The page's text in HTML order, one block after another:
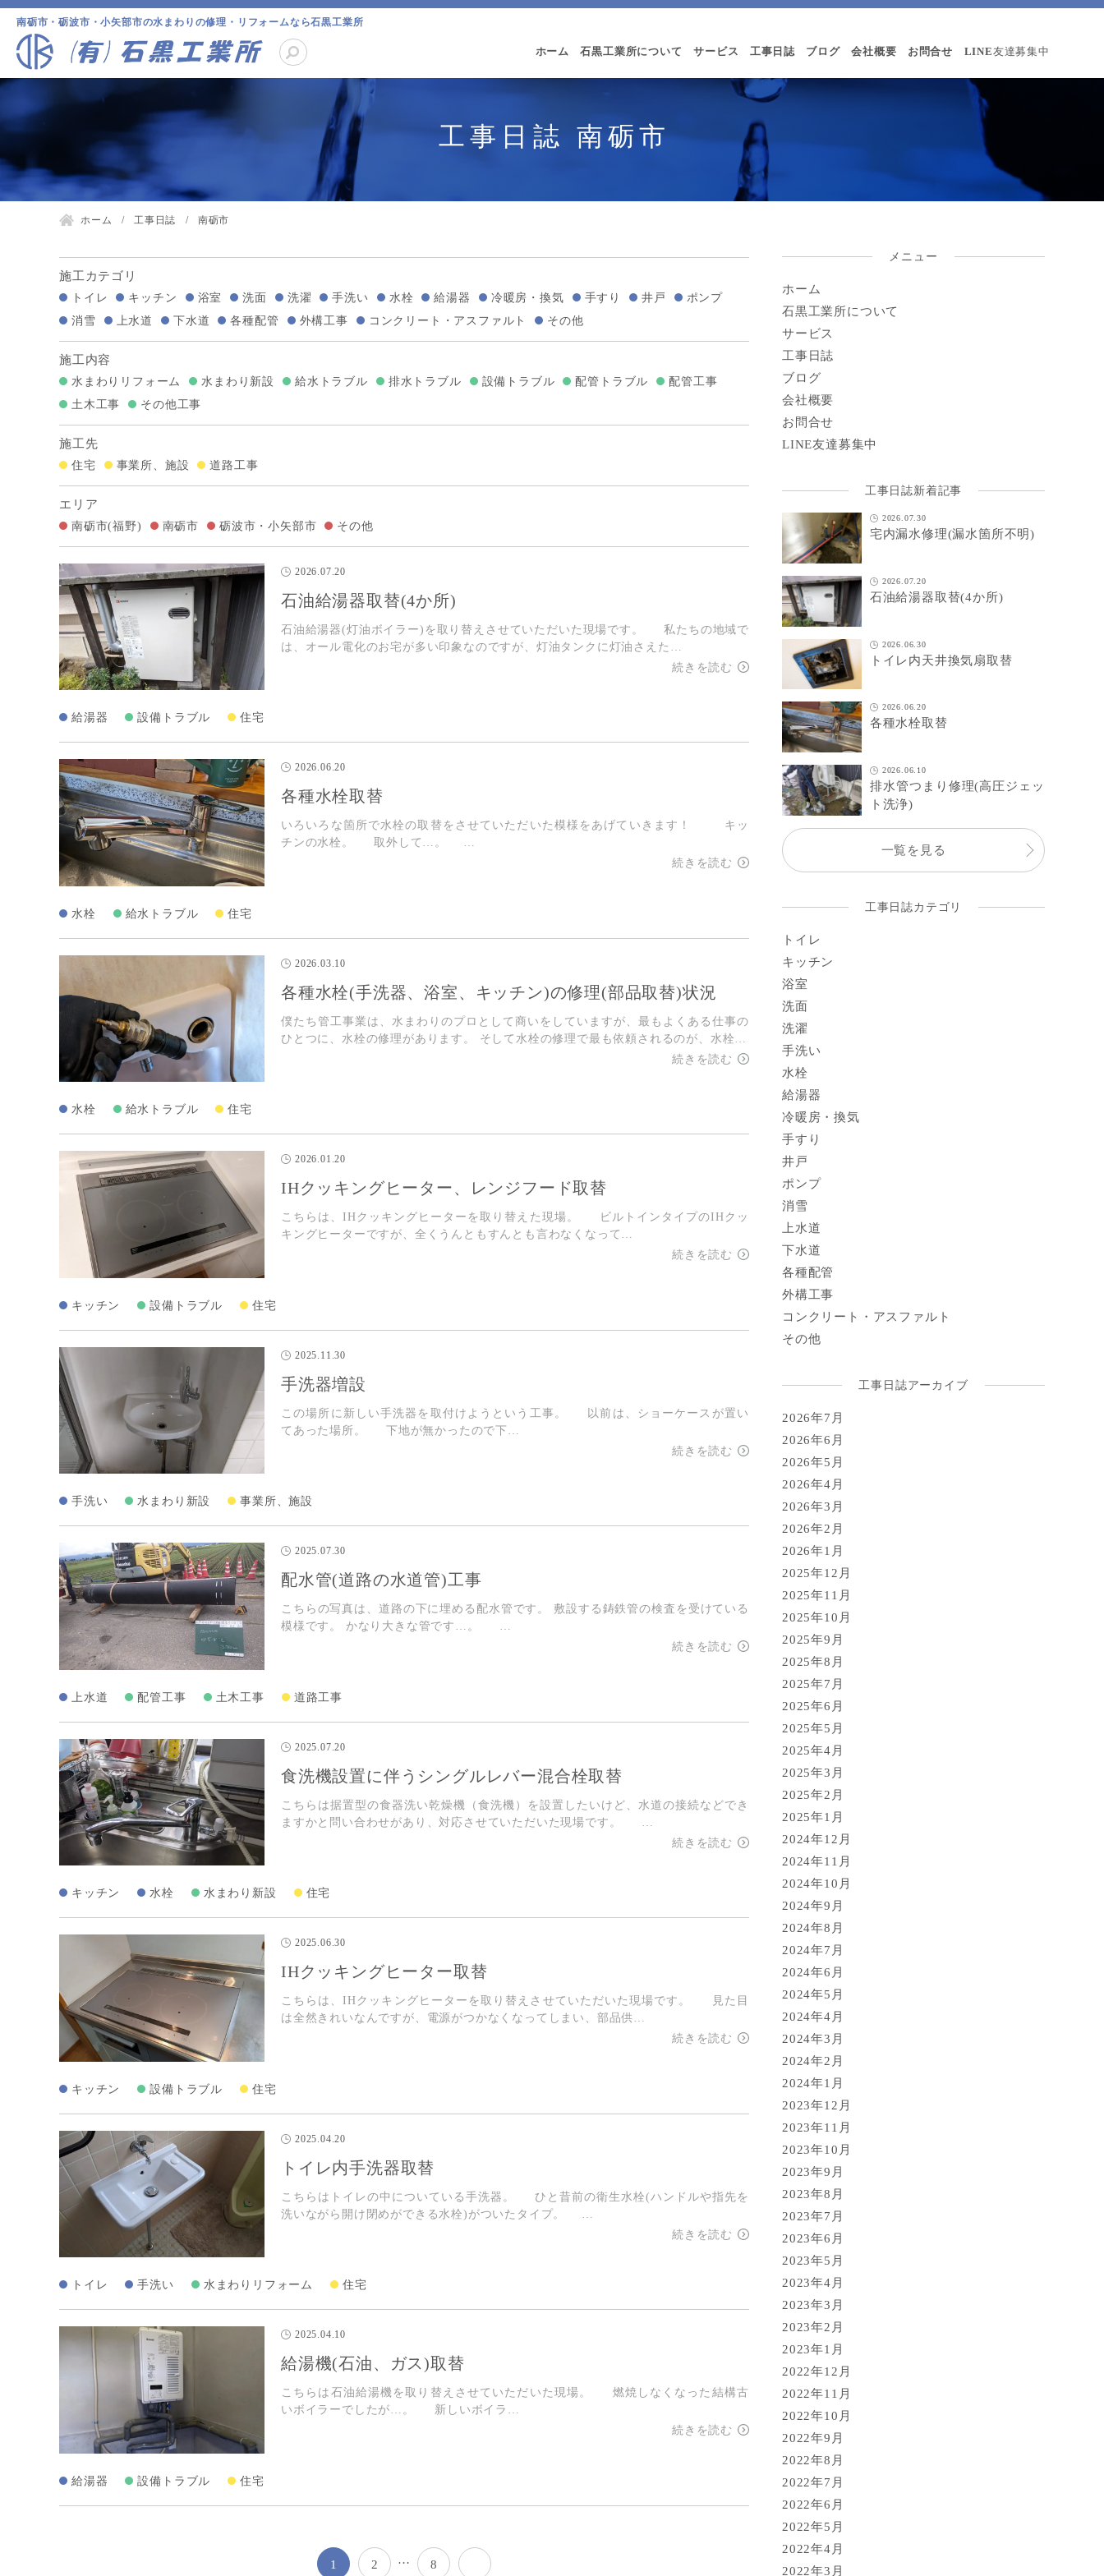
南砺市・砺波市・小矢部市の水まわりの修理・リフォームなら石黒工業所
ホーム 石黒工業所について サービス 工事日誌 ブログ 会社概要 お問合せ LINE友達募集中
工事日誌 南砺市
ホーム 工事日誌 南砺市
施工カテゴリ
トイレ キッチン 浴室 洗面 洗濯 手洗い 水栓 給湯器 冷暖房・換気 手すり 井戸
ポンプ
消雪
上水道 下水道 各種配管 外構工事 コンクリート・アスファルト その他
施工内容
水まわりリフォーム 水まわり新設 給水トラブル 排水トラブル 設備トラブル 配管トラブル
配管工事
土木工事
その他工事
施工先
住宅 事業所、施設 道路工事
エリア
南砺市(福野) 南砺市 砺波市・小矢部市 その他
2026.07.20
石油給湯器取替(4か所)
石油給湯器(灯油ボイラー)を取り替えさせていただいた現場です。 私たちの地域で
は、オール電化のお宅が多い印象なのですが、灯油タンクに灯油さえた…
給湯器 設備トラブル 住宅
2026.06.20
各種水栓取替
いろいろな箇所で水栓の取替をさせていただいた模様をあげていきます！ キッ
チンの水栓。 取外して…。 …
水栓 給水トラブル 住宅
2026.03.10
各種水栓(手洗器、浴室、キッチン)の修理(部品取替)状況
僕たち管工事業は、水まわりのプロとして商いをしていますが、最もよくある仕事の
ひとつに、水栓の修理があります。 そして水栓の修理で最も依頼されるのが、水栓…
水栓 給水トラブル 住宅
2026.01.20
IHクッキングヒーター、レンジフード取替
こちらは、IHクッキングヒーターを取り替えた現場。 ビルトインタイプのIHクッ
キングヒーターですが、全くうんともすんとも言わなくなって…
キッチン 設備トラブル 住宅
2025.11.30
手洗器増設
この場所に新しい手洗器を取付けようという工事。 以前は、ショーケースが置い
てあった場所。 下地が無かったので下…
手洗い 水まわり新設 事業所、施設
2025.07.30
配水管(道路の水道管)工事
こちらの写真は、道路の下に埋める配水管です。 敷設する鋳鉄管の検査を受けている
模様です。 かなり大きな管です…。 …
上水道 配管工事 土木工事 道路工事
2025.07.20
食洗機設置に伴うシングルレバー混合栓取替
こちらは据置型の食器洗い乾燥機（食洗機）を設置したいけど、水道の接続などでき
ますかと問い合わせがあり、対応させていただいた現場です。 …
キッチン 水栓 水まわり新設 住宅
2025.06.30
IHクッキングヒーター取替
こちらは、IHクッキングヒーターを取り替えさせていただいた現場です。 見た目
は全然きれいなんですが、電源がつかなくなってしまい、部品供…
キッチン 設備トラブル 住宅
2025.04.20
トイレ内手洗器取替
こちらはトイレの中についている手洗器。 ひと昔前の衛生水栓(ハンドルや指先を
洗いながら開け閉めができる水栓)がついたタイプ。 …
トイレ 手洗い 水まわりリフォーム 住宅
2025.04.10
給湯機(石油、ガス)取替
こちらは石油給湯機を取り替えさせていただいた現場。 燃焼しなくなった結構古
いボイラーでしたが…。 新しいボイラ…
給湯器 設備トラブル 住宅
1 2 … 8
メニュー
ホーム
石黒工業所について
サービス
工事日誌
ブログ
会社概要
お問合せ
LINE友達募集中
工事日誌新着記事
2026.07.30
宅内漏水修理(漏水箇所不明)
2026.07.20
石油給湯器取替(4か所)
2026.06.30
トイレ内天井換気扇取替
2026.06.20
各種水栓取替
2026.06.10
排水管つまり修理(高圧ジェッ
ト洗浄)
一覧を見る
工事日誌カテゴリ
トイレ
キッチン
浴室
洗面
洗濯
手洗い
水栓
給湯器
冷暖房・換気
手すり
井戸
ポンプ
消雪
上水道
下水道
各種配管
外構工事
コンクリート・アスファルト
その他
工事日誌アーカイブ
2026年7月
2026年6月
2026年5月
2026年4月
2026年3月
2026年2月
2026年1月
2025年12月
2025年11月
2025年10月
2025年9月
2025年8月
2025年7月
2025年6月
2025年5月
2025年4月
2025年3月
2025年2月
2025年1月
2024年12月
2024年11月
2024年10月
2024年9月
2024年8月
2024年7月
2024年6月
2024年5月
2024年4月
2024年3月
2024年2月
2024年1月
2023年12月
2023年11月
2023年10月
2023年9月
2023年8月
2023年7月
2023年6月
2023年5月
2023年4月
2023年3月
2023年2月
2023年1月
2022年12月
2022年11月
2022年10月
2022年9月
2022年8月
2022年7月
2022年6月
2022年5月
2022年4月
2022年3月